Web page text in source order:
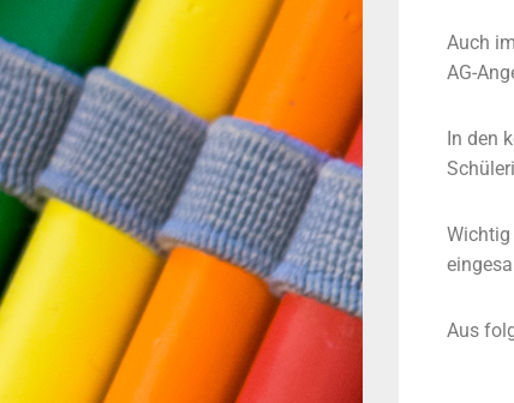
Auch
AG-
In den
Wichtig
Aus